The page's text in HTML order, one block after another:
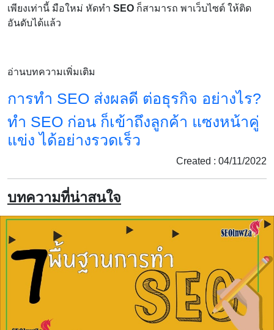
เพียงเท่านี้ มือใหม่ หัดทำ SEO ก็สามารถ พาเว็บไซต์ ให้ติด
อันดับได้แล้ว
อ่านบทความเพิ่มเติม
การทำ SEO ส่งผลดี ต่อธุรกิจ อย่างไร?
ทำ SEO ก่อน ก็เข้าถึงลูกค้า แซงหน้าคู่
แข่ง ได้อย่างรวดเร็ว
Created : 04/11/2022
บทความที่น่าสนใจ